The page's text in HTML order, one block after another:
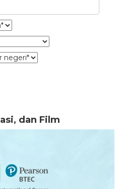
dan Film